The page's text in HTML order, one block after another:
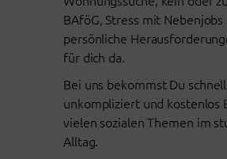
BAföG, Stress mit
persönliche
für dich da.
Bei uns bekommst Du
unkompliziert und kostenlos
vielen sozialen Themen im
Alltag.